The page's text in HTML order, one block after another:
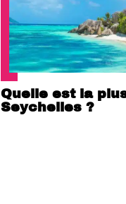
Quelle est la
Seychelles ?